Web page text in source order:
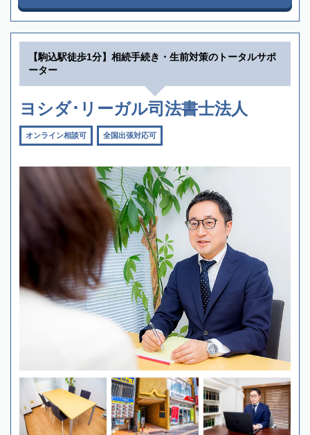
【駒込駅徒歩1分】相続手続き・生前対策のトータルサポ
ーター
ヨシダ･リーガル司法書士法人
オンライン相談可 全国出張対応可